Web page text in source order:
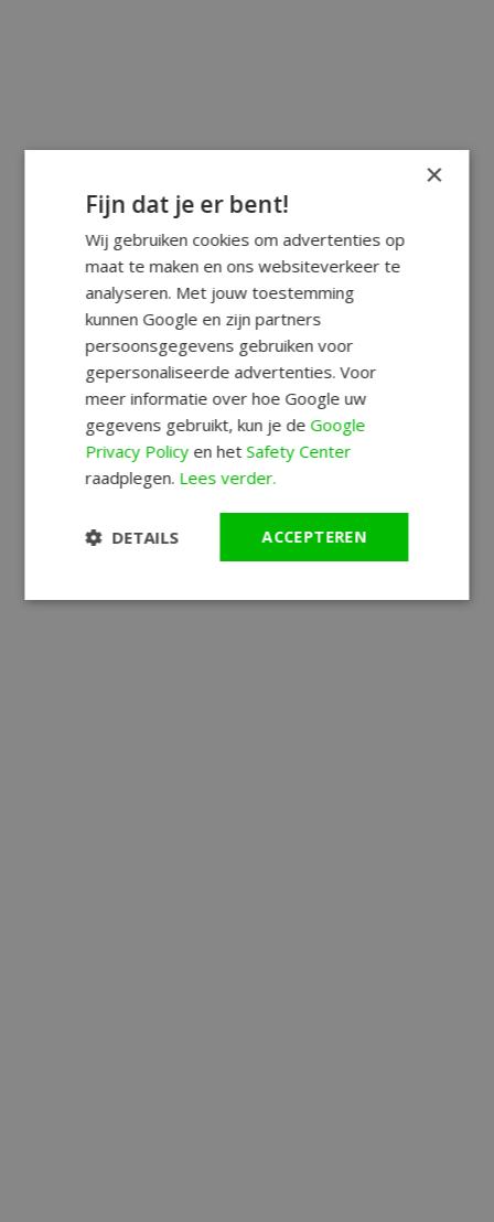
×
Fijn dat je er bent!
Wij gebruiken cookies om advertenties op
maat te maken en ons websiteverkeer te
analyseren. Met jouw toestemming
kunnen Google en zijn partners
persoonsgegevens gebruiken voor
gepersonaliseerde advertenties. Voor
meer informatie over hoe Google uw
gegevens gebruikt, kun je deGoogle
Privacy Policyen hetSafety Center
raadplegen. Lees verder.
ACCEPTEREN
DETAILS